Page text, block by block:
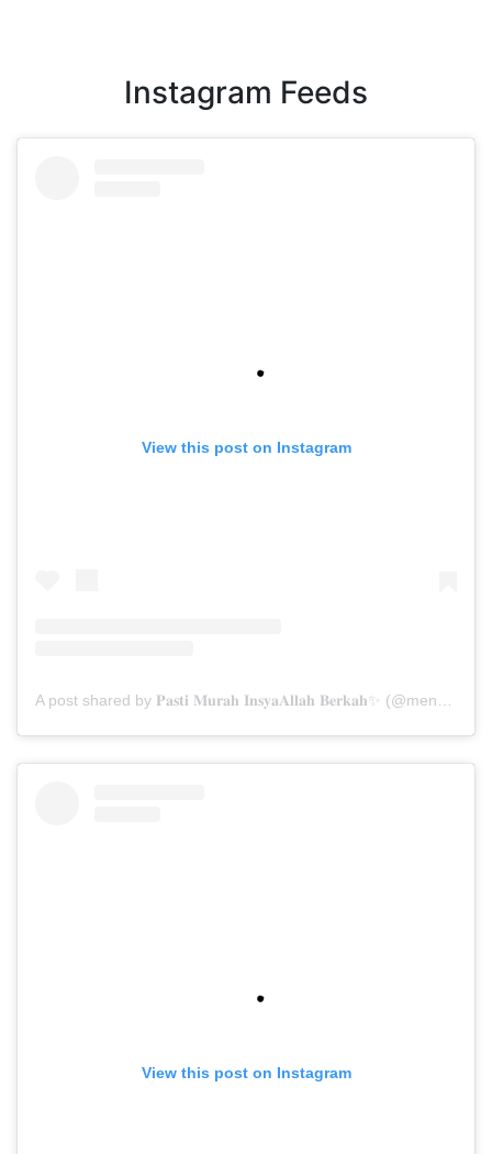
Instagram Feeds
View this post on Instagram
View this post on Instagram